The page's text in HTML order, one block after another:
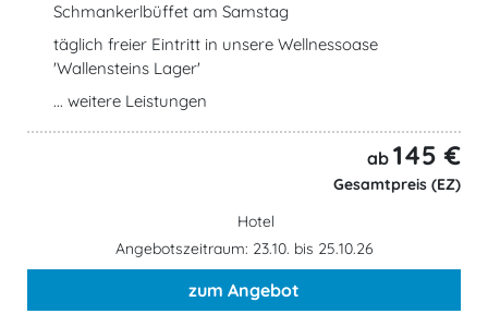
Schmankerlbüffet am Samstag
täglich freier Eintritt in unsere Wellnessoase
'Wallensteins Lager'
... weitere Leistungen
ab 145 €
Gesamtpreis (EZ)
Hotel
Angebotszeitraum: 23.10. bis 25.10.26
zum Angebot